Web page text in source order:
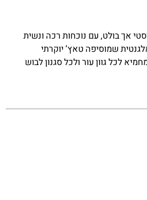
אך בולט, עם נוכחות רכה ונשית
שמוסיפה טאץ’ יוקרתי
לכל גוון עור ולכל סגנון לבוש